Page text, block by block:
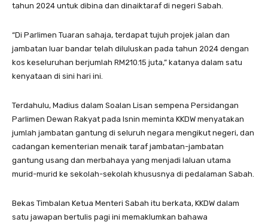
tahun 2024 untuk dibina dan dinaiktaraf di negeri Sabah.
“Di Parlimen Tuaran sahaja, terdapat tujuh projek jalan dan
jambatan luar bandar telah diluluskan pada tahun 2024 dengan
kos keseluruhan berjumlah RM210.15 juta,” katanya dalam satu
kenyataan di sini hari ini.
Terdahulu, Madius dalam Soalan Lisan sempena Persidangan
Parlimen Dewan Rakyat pada Isnin meminta KKDW menyatakan
jumlah jambatan gantung di seluruh negara mengikut negeri, dan
cadangan kementerian menaik taraf jambatan-jambatan
gantung usang dan merbahaya yang menjadi laluan utama
murid-murid ke sekolah-sekolah khususnya di pedalaman Sabah.
Bekas Timbalan Ketua Menteri Sabah itu berkata, KKDW dalam
satu jawapan bertulis pagi ini memaklumkan bahawa